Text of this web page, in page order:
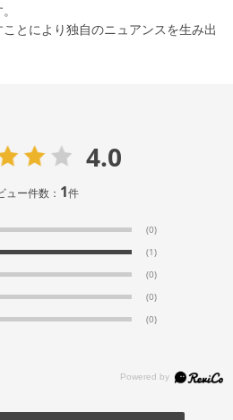
とにより独自のニュアンスを生み出
4.0
ュー件数： 1件
(0)
(1)
(0)
(0)
(0)